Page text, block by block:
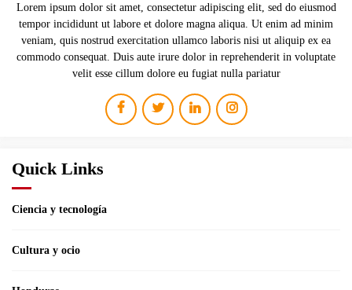
Lorem ipsum dolor sit amet, consectetur adipiscing elit, sed do eiusmod
tempor incididunt ut labore et dolore magna aliqua. Ut enim ad minim
veniam, quis nostrud exercitation ullamco laboris nisi ut aliquip ex ea
commodo consequat. Duis aute irure dolor in reprehenderit in voluptate
velit esse cillum dolore eu fugiat nulla pariatur
Quick Links
Ciencia y tecnología
Cultura y ocio